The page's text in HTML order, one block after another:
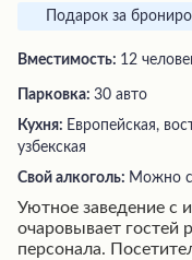
Подарок за
Вместимость: 12
Парковка: 30 авто
Кухня: Европейская,
узбекская
Свой алкоголь: Можно
Уютное заведение с
очаровывает гостей
персонала.